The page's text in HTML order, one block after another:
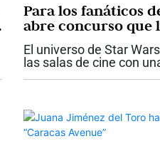
Para los fanáticos
abre concurso que
a otra galaxia
El universo de Star
las salas de cine con